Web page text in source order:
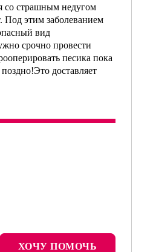
со страшным недугом
Под этим заболеванием
вид
срочно провести
песика пока
доставляет
ХОЧУ ПОМОЧЬ